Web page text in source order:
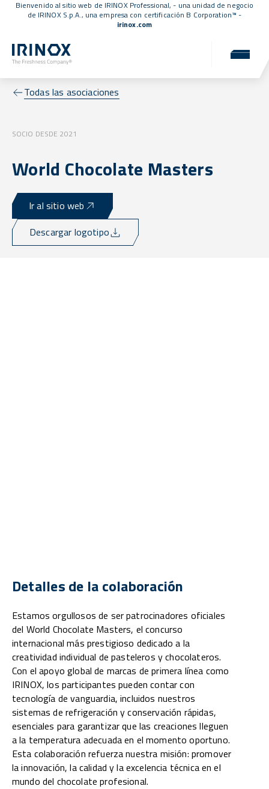
Bienvenido al sitio web de IRINOX Professional, - una unidad de negocio
de IRINOX S.p.A., una empresa con certificación B Corporation™ -
irinox.com
Todas las asociaciones
SOCIO DESDE 2021
World Chocolate Masters
Ir al sitio web
Descargar logotipo
Detalles de la colaboración
Estamos orgullosos de ser patrocinadores oficiales
del World Chocolate Masters, el concurso
internacional más prestigioso dedicado a la
creatividad individual de pasteleros y chocolateros.
Con el apoyo global de marcas de primera línea como
IRINOX, los participantes pueden contar con
tecnología de vanguardia, incluidos nuestros
sistemas de refrigeración y conservación rápidas,
esenciales para garantizar que las creaciones lleguen
a la temperatura adecuada en el momento oportuno.
Esta colaboración refuerza nuestra misión: promover
la innovación, la calidad y la excelencia técnica en el
mundo del chocolate profesional.